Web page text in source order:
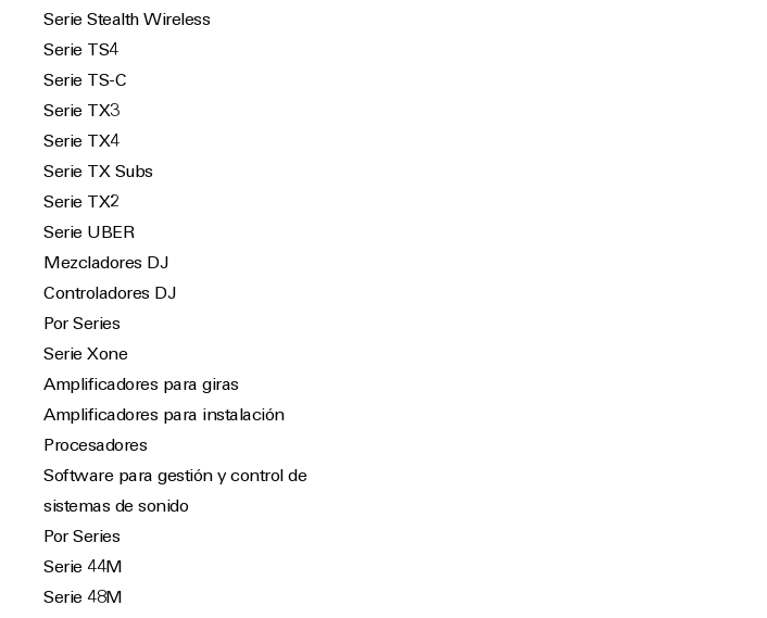
Serie Stealth Wireless
Serie TS4
Serie TS-C
Serie TX3
Serie TX4
Serie TX Subs
Serie TX2
Serie UBER
Mezcladores DJ
Controladores DJ
Por Series
Serie Xone
Amplificadores para giras
Amplificadores para instalación
Procesadores
Software para gestión y control de
sistemas de sonido
Por Series
Serie 44M
Serie 48M